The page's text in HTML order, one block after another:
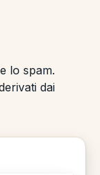
lo spam.
dai